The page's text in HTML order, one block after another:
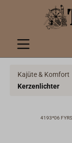
springen
Kajüte & Komfort
Kerzenlichter
4193*06